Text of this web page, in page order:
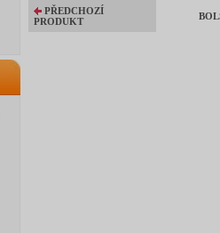
PŘEDCHOZÍ
PRODUKT